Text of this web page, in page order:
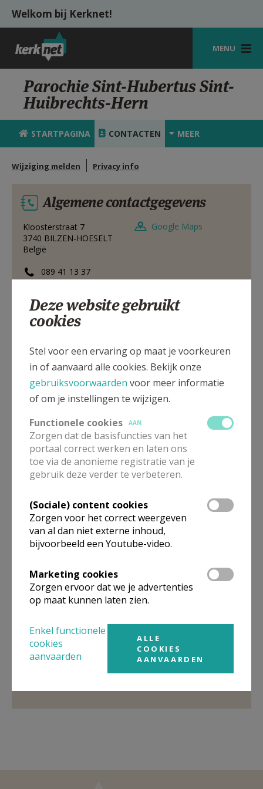
Overslaan en naar de inhoud gaan
Welkom bij Kerknet!
MENU
STARTPAGINA
KERK
VIERINGEN
HULP
MIJN PAROCHIE
AANMELDEN OF REGISTREREN
Parochie Sint-Hubertus Sint-
Huibrechts-Hern
STARTPAGINA CONTACTEN MEER
Wijziging melden Privacy info
Algemene contactgegevens
Kloosterstraat 7
3740 BILZEN-HOESELT
België
089 41 13 37
Google Maps
Kloosterstraat 7, 3740 BILZEN-HOESELT
Niet gevonden wat je zocht? Hier vind je links naar de
gegevens van andere organisaties op het boven-,
Behoort totPastorale eenheid Heilige Maria
Magdalena Hoeselt
Pastorale eenheid Heilige Maria Magdalena
Deze website gebruikt
cookies
Stel voor een ervaring op maat je voorkeuren
in of aanvaard alle cookies. Bekijk onze
gebruiksvoorwaarden voor meer informatie
of om je instellingen te wijzigen.
Functionele cookies
AAN
Zorgen dat de basisfuncties van het
portaal correct werken en laten ons
toe via de anonieme registratie van je
gebruik deze verder te verbeteren.
(Sociale) content cookies
Zorgen voor het correct weergeven
van al dan niet externe inhoud,
bijvoorbeeld een Youtube-video.
Marketing cookies
Zorgen ervoor dat we je advertenties
op maat kunnen laten zien.
Enkel functionele
cookies
aanvaarden
ALLE
COOKIES
AANVAARDEN